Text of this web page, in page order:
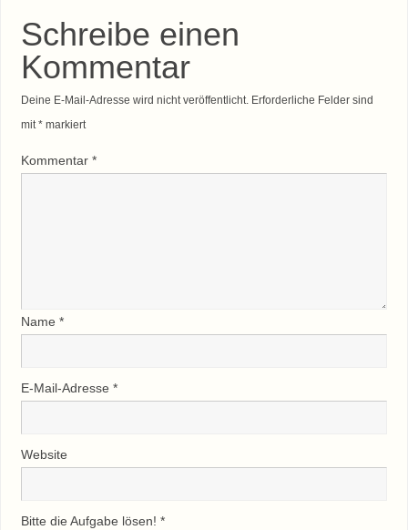
Schreibe einen
Kommentar
Deine E-Mail-Adresse wird nicht veröffentlicht. Erforderliche Felder sind
mit *markiert
Kommentar *
Name *
E-Mail-Adresse *
Website
Bitte die Aufgabe lösen! *